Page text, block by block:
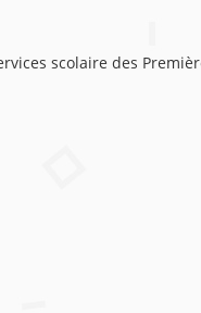
scolaire des